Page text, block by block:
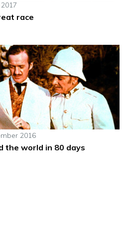
race
2016
the world in 80 days